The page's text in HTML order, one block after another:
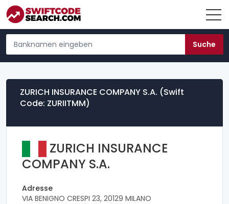
ZURICH INSURANCE COMPANY S.A. (Swift
Code: ZURIITMM)
ZURICH INSURANCE
COMPANY S.A.
Adresse
VIA BENIGNO CRESPI 23, 20129 MILANO